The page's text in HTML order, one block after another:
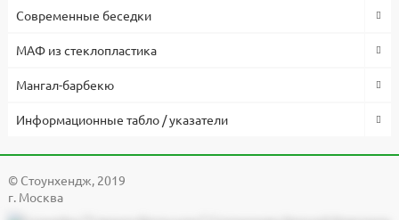
Современные беседки
МАФ из стеклопластика
Мангал-барбекю
Информационные табло / указатели
© Cтоунхендж, 2019
г. Москва